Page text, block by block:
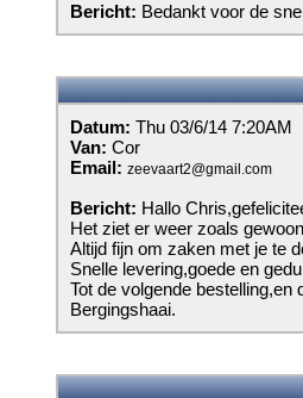
Bericht: Bedankt voor de
Datum: Thu 03/6/14 7:20AM
Van: Cor
Email: zeevaart2@gmail.com
Bericht: Hallo
Het ziet er weer zoals
Altijd fijn om zaken met je te
Snelle levering,goede en
Tot de volgende
Bergingshaai.